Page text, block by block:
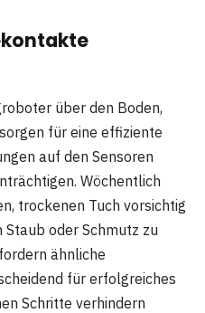
über den Boden,
für eine effiziente
auf den Sensoren
Wöchentlich
trockenen Tuch vorsichtig
Staub oder Schmutz zu
ähnliche
für erfolgreiches
Schritte verhindern